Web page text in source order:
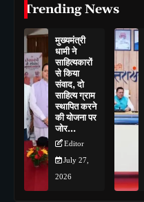
Trending News
मुख्यमंत्री
धामी ने
साहित्यकारों
से किया
संवाद, दो
साहित्य ग्राम
स्थापित करने
की योजना पर
जोर…
Editor
July 27,
2026